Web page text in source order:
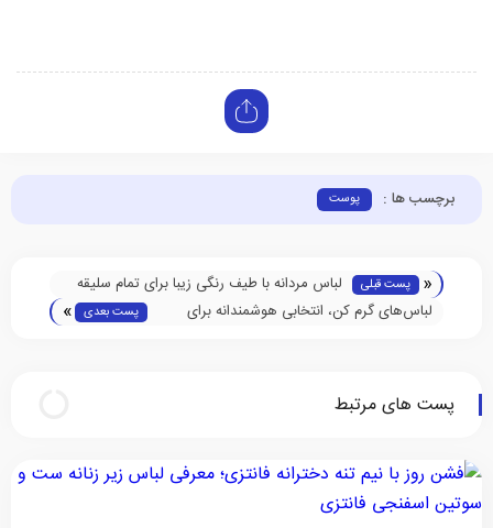
برچسب ها : پوست
« پست قبلی
لباس مردانه با طیف رنگی زیبا برای تمام سلیقه
ها و فصل ها
لباس‌های گرم کن، انتخابی هوشمندانه برای
پست بعدی »
پست های مرتبط